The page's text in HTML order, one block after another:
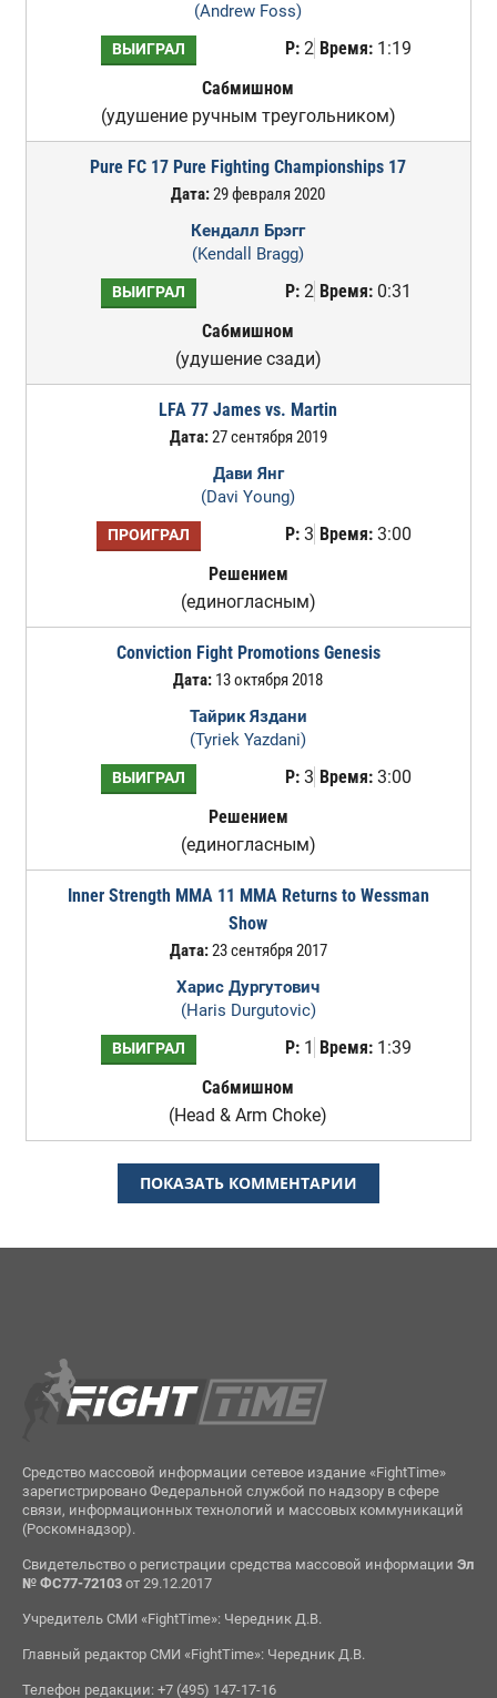
(Andrew Foss)
ВЫИГРАЛ Р:2 Время:1:19
Сабмишном
(удушение ручным треугольником)
Pure FC 17 Pure Fighting Championships 17
Дата:29 февраля 2020
Кендалл Брэгг
(Kendall Bragg)
ВЫИГРАЛ Р:2 Время:0:31
Сабмишном
(удушение сзади)
LFA 77 James vs. Martin
Дата:27 сентября 2019
Дави Янг
(Davi Young)
ПРОИГРАЛ Р:3 Время:3:00
Решением
(единогласным)
Conviction Fight Promotions Genesis
Дата: 13 октября 2018
Тайрик Яздани
(Tyriek Yazdani)
ВЫИГРАЛ Р:3 Время:3:00
Решением
(единогласным)
Inner Strength MMA 11 MMA Returns to Wessman
Show
Дата:23 сентября 2017
Харис Дургутович
(Haris Durgutovic)
ВЫИГРАЛ Р:1 Время:1:39
Сабмишном
(Head & Arm Choke)
ПОКАЗАТЬ КОММЕНТАРИИ
Средство массовой информации сетевое издание «FightTime»
зарегистрировано Федеральной службой по надзору в сфере
связи, информационных технологий и массовых коммуникаций
(Роскомнадзор).
Свидетельство о регистрации средства массовой информации Эл
№ ФС77-72103от 29.12.2017
Учредитель СМИ «FightTime»: Чередник Д.В.
Главный редактор СМИ «FightTime»: Чередник Д.В.
Телефон редакции: +7 (495) 147-17-16